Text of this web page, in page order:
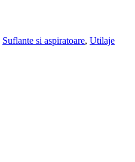
Suflante si aspiratoare, Utilaje